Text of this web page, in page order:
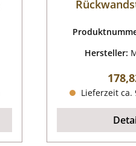
Hersteller:
Lieferzeit ca.